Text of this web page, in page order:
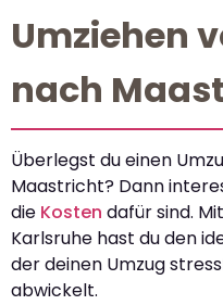
Umziehen
nach
Überlegst du einen
Maastricht? Dann
die Kosten dafür sind.
Karlsruhe hast du den
der deinen Umzug
abwickelt.